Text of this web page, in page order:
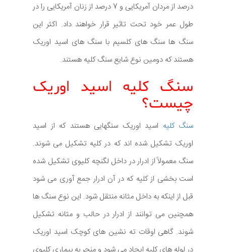
درصد از مردان آمریکایی و 7 درصد از زنان آمریکایی را در
طول عمر خود تحت تاثیر قرار خواهند داد. اکثر این
سنگ ها سنگ های کلسیم با سنگ های اسید اوریک
هستند که دومین نوع شایع سنگ کلیه هستند.
سنگ کلیه اسید اوریک
چیست؟
سنگ کلیه اسید اوریک سنگهایی هستند که از اسید
اوریک تشکیل شده اند که در کلیه تشکیل می شوند.
سنگ معمولاً از ادرار در داخل لگنچه کلیوی تشکیل شده
است بخشی از کلیه که در آن ادرار جمع آوری می شود
قبل از اینکه به داخل مثانه منتقل شود. این نوع سنگ ها
همچنین می توانند از ادرار در حالب و مثانه تشکیل
شوند. گاهی اوقات ته نشین های کوچک اسید اوریک